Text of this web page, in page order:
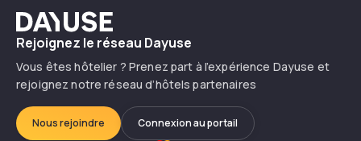
Dayuse
Rejoignez le réseau Dayuse
Vous êtes hôtelier ? Prenez part à l’expérience Dayuse et
rejoignez notre réseau d’hôtels partenaires
Nous rejoindre Connexion au portail